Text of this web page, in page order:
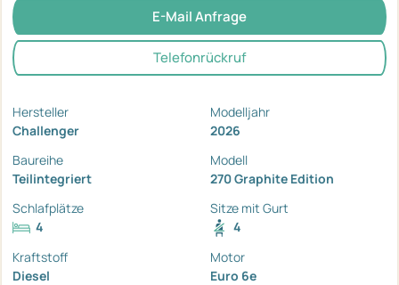
E-Mail Anfrage
Telefonrückruf
Hersteller
Challenger
Modelljahr
2026
Baureihe
Teilintegriert
Modell
270 Graphite Edition
Schlafplätze
4
Sitze mit Gurt
4
Kraftstoff
Diesel
Motor
Euro 6e